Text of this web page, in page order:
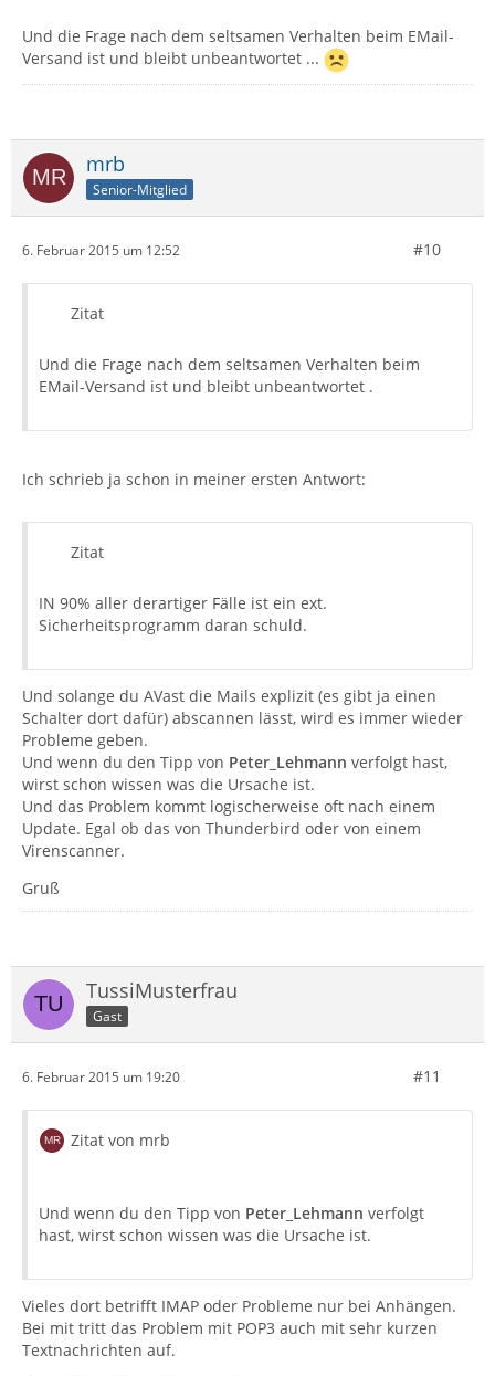
Und die Frage nach dem seltsamen Verhalten beim EMail-
Versand ist und bleibt unbeantwortet ...
mrb
Senior-Mitglied
6. Februar 2015 um 12:52 #10
Zitat
Und die Frage nach dem seltsamen Verhalten beim
EMail-Versand ist und bleibt unbeantwortet .
Ich schrieb ja schon in meiner ersten Antwort:
Zitat
IN 90% aller derartiger Fälle ist ein ext.
Sicherheitsprogramm daran schuld.
Und solange du AVast die Mails explizit (es gibt ja einen
Schalter dort dafür) abscannen lässt, wird es immer wieder
Probleme geben.
Und wenn du den Tipp von Peter_Lehmann verfolgt hast,
wirst schon wissen was die Ursache ist.
Und das Problem kommt logischerweise oft nach einem
Update. Egal ob das von Thunderbird oder von einem
Virenscanner.
Gruß
TussiMusterfrau
Gast
6. Februar 2015 um 19:20 #11
Zitat von mrb
Und wenn du den Tipp von Peter_Lehmann verfolgt
hast, wirst schon wissen was die Ursache ist.
Vieles dort betrifft IMAP oder Probleme nur bei Anhängen.
Bei mit tritt das Problem mit POP3 auch mit sehr kurzen
Textnachrichten auf.